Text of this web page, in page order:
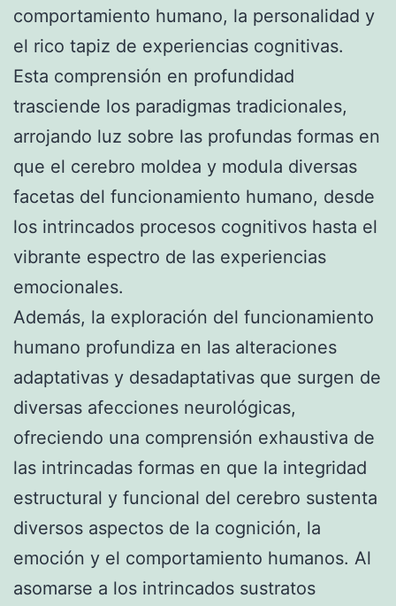
comportamiento humano, la personalidad y
el rico tapiz de experiencias cognitivas.
Esta comprensión en profundidad
trasciende los paradigmas tradicionales,
arrojando luz sobre las profundas formas en
que el cerebro moldea y modula diversas
facetas del funcionamiento humano, desde
los intrincados procesos cognitivos hasta el
vibrante espectro de las experiencias
emocionales.
Además, la exploración del funcionamiento
humano profundiza en las alteraciones
adaptativas y desadaptativas que surgen de
diversas afecciones neurológicas,
ofreciendo una comprensión exhaustiva de
las intrincadas formas en que la integridad
estructural y funcional del cerebro sustenta
diversos aspectos de la cognición, la
emoción y el comportamiento humanos. Al
asomarse a los intrincados sustratos